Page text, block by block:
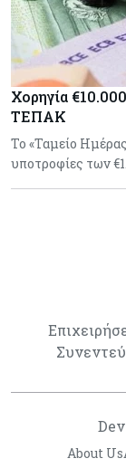
Χορηγία
ΤΕΠΑΚ
Το «Ταμείο
υποτροφίες των
About Us